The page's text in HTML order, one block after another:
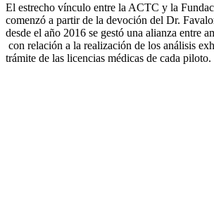
El estrecho vínculo entre la ACTC y la
comenzó a partir de la devoción del Dr.
desde el año 2016 se gestó una alianza entre
con relación a la realización de los análisis
trámite de las licencias médicas de cada piloto.